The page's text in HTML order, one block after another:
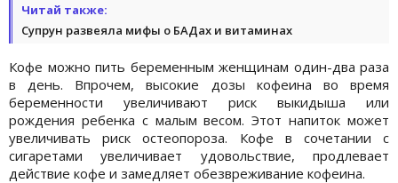
Читай также:
Супрун развеяла мифы о БАДах и витаминах
Кофе можно пить беременным женщинам один-два раза
в день. Впрочем, высокие дозы кофеина во время
беременности увеличивают риск выкидыша или
рождения ребенка с малым весом. Этот напиток может
увеличивать риск остеопороза. Кофе в сочетании с
сигаретами увеличивает удовольствие, продлевает
действие кофе и замедляет обезвреживание кофеина.